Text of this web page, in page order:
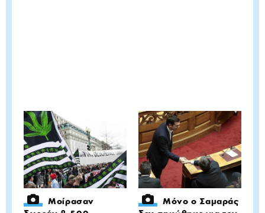
Μοίρασαν
Μόνο ο Σαμαράς